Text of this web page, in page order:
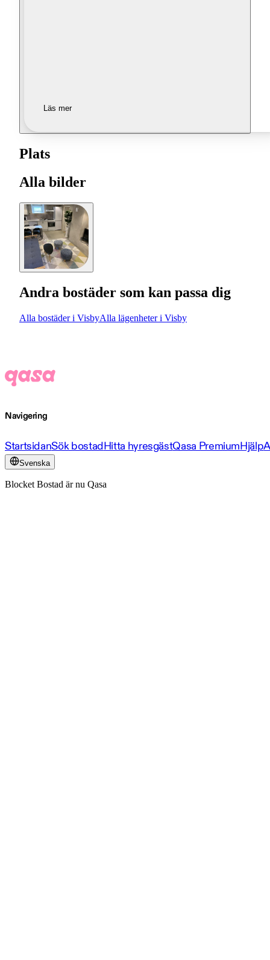
Läs mer
Plats
Alla bilder
Andra bostäder som kan passa dig
Alla bostäder i VisbyAlla lägenheter i Visby
Navigering
StartsidanSök bostadHitta hyresgästQasa PremiumHjälp
Svenska
Blocket Bostad är nu Qasa